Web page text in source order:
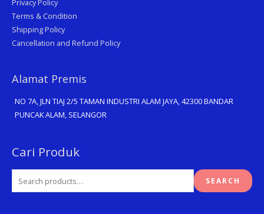
Privacy Policy
Terms & Condition
Shipping Policy
Cancellation and Refund Policy
Alamat Premis
NO 7A, JLN TIAJ 2/5 TAMAN INDUSTRI ALAM JAYA, 42300 BANDAR
PUNCAK ALAM, SELANGOR
Cari Produk
Search
SEARCH